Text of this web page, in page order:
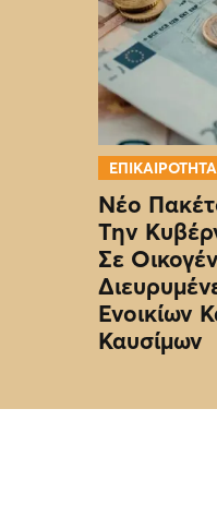
ΕΠΙΚΑΙΡΟΤΗΤΑ
Νέο
Την
Σε
Ενοικίων
Καυσίμων